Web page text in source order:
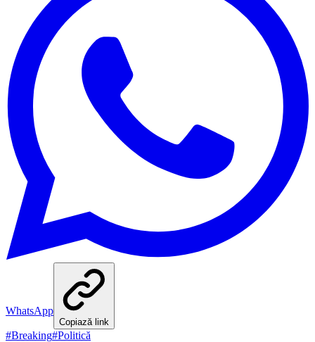
WhatsApp
Copiază link
#Breaking#Politică